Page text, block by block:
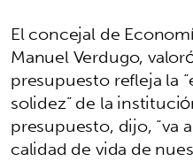
El concejal de
Manuel Verdugo,
presupuesto refleja la
solidez” de la
presupuesto, dijo, “va
calidad de vida de